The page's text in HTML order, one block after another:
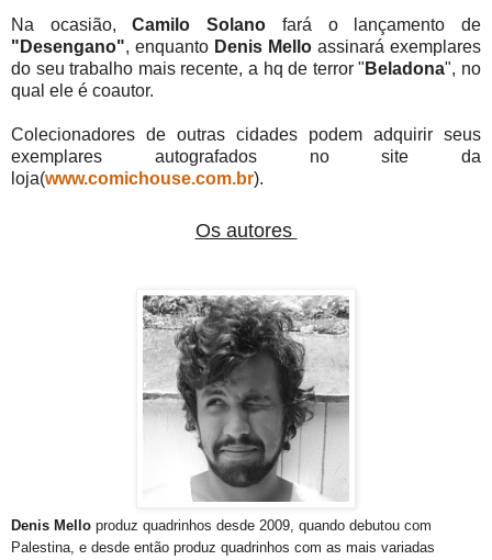
Na ocasião,Camilo Solano fará o lançamento de
"Desengano", enquanto Denis Mello assinará exemplares
do seu trabalho mais recente, a hq de terror " Beladona", no
qual ele é coautor.
Colecionadores de outras cidades podem adquirir seus
exemplares autografados no site da
loja(www.comichouse.com.br).
Os autores
Denis Mello produz quadrinhos desde 2009, quando debutou com
Palestina, e desde então produz quadrinhos com as mais variadas